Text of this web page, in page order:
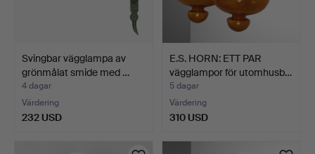
Svingbar vägglampa av
grönmålat smide med …
4 dagar
Värdering
232 USD
E.S. HORN: ETT PAR
vägglampor för utomhusb…
5 dagar
Värdering
310 USD